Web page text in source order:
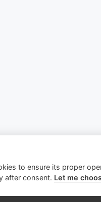
to ensure its proper
after consent. Let me